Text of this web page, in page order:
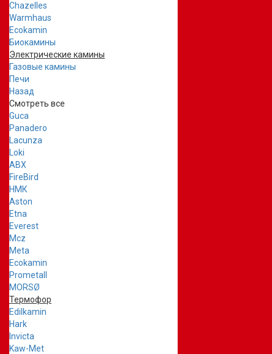
Chazelles
Warmhaus
Ecokamin
Биокамины
Электрические камины
Газовые камины
Печи
Назад
Смотреть все
Guca
Panadero
Lacunza
Loki
ABX
FireBird
НМК
Aston
Etna
Everest
Mcz
Meta
Ecokamin
Prometall
MORSØ
Термофор
Edilkamin
Hark
Invicta
Kaw-Met